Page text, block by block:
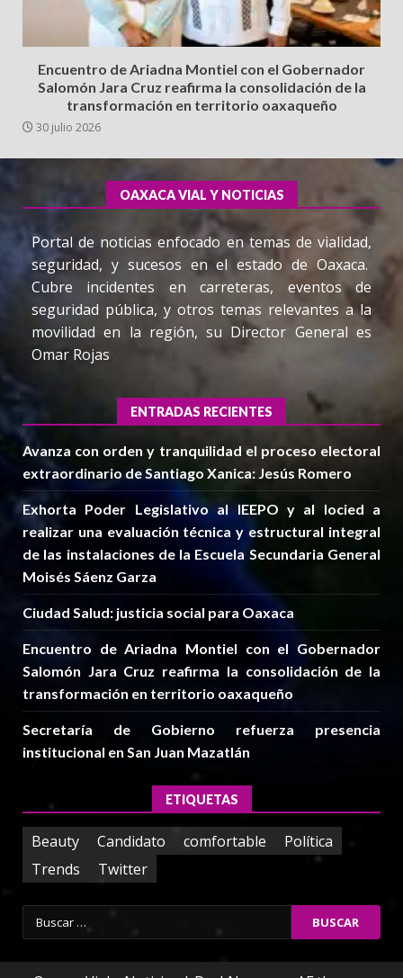
Encuentro de Ariadna Montiel con el Gobernador
Salomón Jara Cruz reafirma la consolidación de la
transformación en territorio oaxaqueño
30 julio 2026
OAXACA VIAL Y NOTICIAS
Portal de noticias enfocado en temas de vialidad,
seguridad, y sucesos en el estado de Oaxaca.
Cubre incidentes en carreteras, eventos de
seguridad pública, y otros temas relevantes a la
movilidad en la región, su Director General es
Omar Rojas
ENTRADAS RECIENTES
Avanza con orden y tranquilidad el proceso electoral
extraordinario de Santiago Xanica: Jesús Romero
Exhorta Poder Legislativo al IEEPO y al Iocied a
realizar una evaluación técnica y estructural integral
de las instalaciones de la Escuela Secundaria General
Moisés Sáenz Garza
Ciudad Salud: justicia social para Oaxaca
Encuentro de Ariadna Montiel con el Gobernador
Salomón Jara Cruz reafirma la consolidación de la
transformación en territorio oaxaqueño
Secretaría de Gobierno refuerza presencia
institucional en San Juan Mazatlán
ETIQUETAS
Beauty Candidato comfortable
Política
Trends
Twitter
Buscar: